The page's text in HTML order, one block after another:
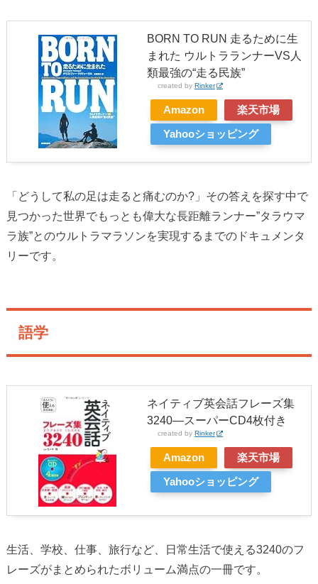
BORN TO RUN 走るために生
まれた ウルトラランナーVS人
類最強の“走る民族”
created by Rinker
Amazon 楽天市場
Yahooショッピング
「どうして私の足は走ると痛むのか?」その答えを探す中で
見つかった世界でもっとも偉大な長距離ランナー”タラウマ
ラ族”とのウルトラマラソンを実現するまでのドキュメンタ
リーです。
語学
ネイティブ英会話フレーズ集
3240―スーパーCD4枚付き
created by Rinker
Amazon 楽天市場
Yahooショッピング
生活、学校、仕事、旅行など、日常生活で使える3240のフ
レーズがまとめられたボリューム満点の一冊です。